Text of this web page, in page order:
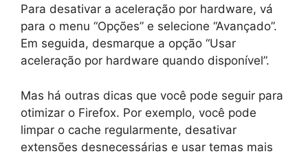
Para desativar a aceleração por hardware, vá
para o menu “Opções” e selecione “Avançado”.
Em seguida, desmarque a opção “Usar
aceleração por hardware quando disponível”.
Mas há outras dicas que você pode seguir para
otimizar o Firefox. Por exemplo, você pode
limpar o cache regularmente, desativar
extensões desnecessárias e usar temas mais